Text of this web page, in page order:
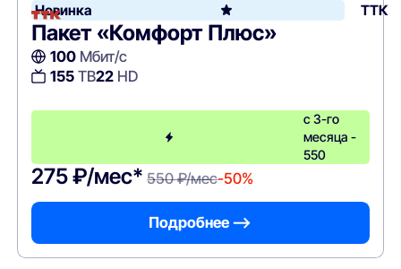
Новинка ТТК
Пакет «Комфорт Плюс»
100Мбит/с
155ТВ22HD
с 3-го
месяца -
550
275 ₽/мес* 550 ₽/мес-50%
Подробнее —>